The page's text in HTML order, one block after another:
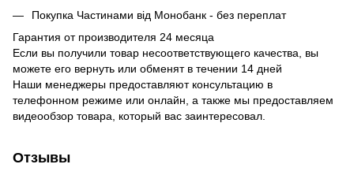
Покупка Частинами від Монобанк - без переплат
Гарантия от производителя 24 месяца
Если вы получили товар несоответствующего качества, вы
можете его вернуть или обменят в течении 14 дней
Наши менеджеры предоставляют консультацию в
телефонном режиме или онлайн, а также мы предоставляем
видеообзор товара, который вас заинтересовал.
Отзывы